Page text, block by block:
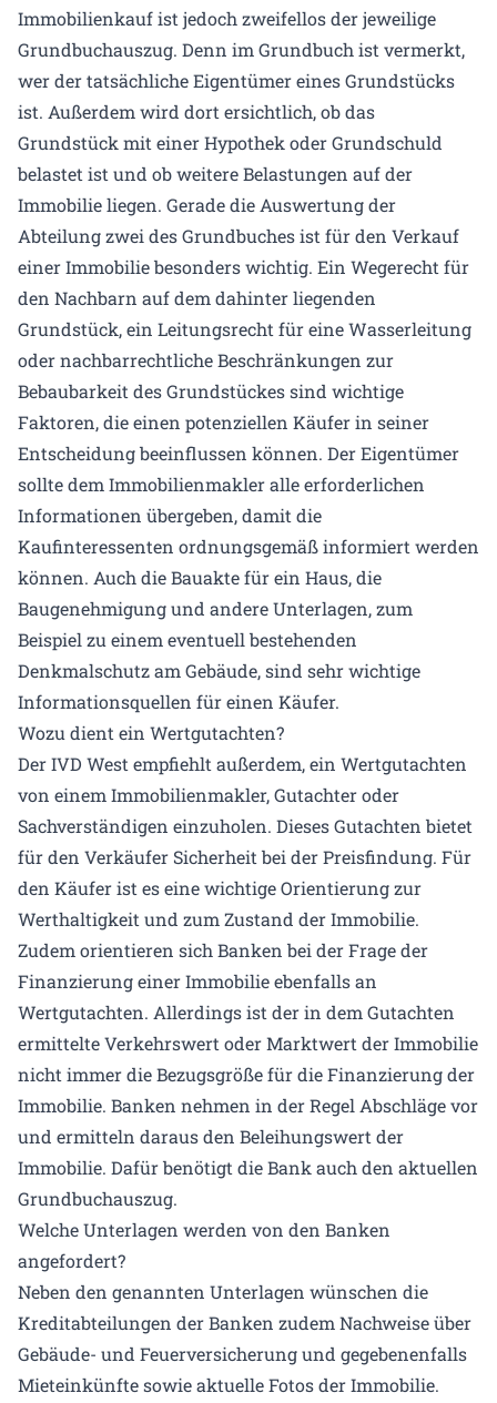
Immobilienkauf ist jedoch zweifellos der jeweilige
Grundbuchauszug. Denn im Grundbuch ist vermerkt,
wer der tatsächliche Eigentümer eines Grundstücks
ist. Außerdem wird dort ersichtlich, ob das
Grundstück mit einer Hypothek oder Grundschuld
belastet ist und ob weitere Belastungen auf der
Immobilie liegen. Gerade die Auswertung der
Abteilung zwei des Grundbuches ist für den Verkauf
einer Immobilie besonders wichtig. Ein Wegerecht für
den Nachbarn auf dem dahinter liegenden
Grundstück, ein Leitungsrecht für eine Wasserleitung
oder nachbarrechtliche Beschränkungen zur
Bebaubarkeit des Grundstückes sind wichtige
Faktoren, die einen potenziellen Käufer in seiner
Entscheidung beeinflussen können. Der Eigentümer
sollte dem Immobilienmakler alle erforderlichen
Informationen übergeben, damit die
Kaufinteressenten ordnungsgemäß informiert werden
können. Auch die Bauakte für ein Haus, die
Baugenehmigung und andere Unterlagen, zum
Beispiel zu einem eventuell bestehenden
Denkmalschutz am Gebäude, sind sehr wichtige
Informationsquellen für einen Käufer.
Wozu dient ein Wertgutachten?
Der IVD West empfiehlt außerdem, ein Wertgutachten
von einem Immobilienmakler, Gutachter oder
Sachverständigen einzuholen. Dieses Gutachten bietet
für den Verkäufer Sicherheit bei der Preisfindung. Für
den Käufer ist es eine wichtige Orientierung zur
Werthaltigkeit und zum Zustand der Immobilie.
Zudem orientieren sich Banken bei der Frage der
Finanzierung einer Immobilie ebenfalls an
Wertgutachten. Allerdings ist der in dem Gutachten
ermittelte Verkehrswert oder Marktwert der Immobilie
nicht immer die Bezugsgröße für die Finanzierung der
Immobilie. Banken nehmen in der Regel Abschläge vor
und ermitteln daraus den Beleihungswert der
Immobilie. Dafür benötigt die Bank auch den aktuellen
Grundbuchauszug.
Welche Unterlagen werden von den Banken
angefordert?
Neben den genannten Unterlagen wünschen die
Kreditabteilungen der Banken zudem Nachweise über
Gebäude- und Feuerversicherung und gegebenenfalls
Mieteinkünfte sowie aktuelle Fotos der Immobilie.